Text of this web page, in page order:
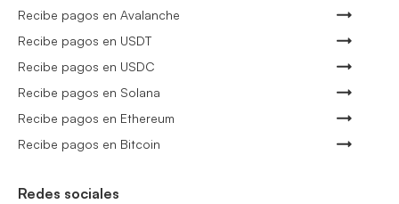
Recibe pagos en Avalanche
Recibe pagos en USDT
Recibe pagos en USDC
Recibe pagos en Solana
Recibe pagos en Ethereum
Recibe pagos en Bitcoin
Redes sociales